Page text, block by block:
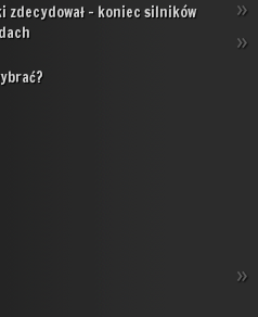
zdecydował – koniec silników